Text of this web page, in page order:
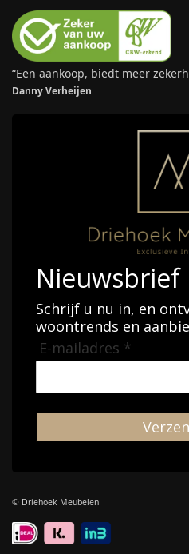
“Een aankoop, biedt meer
Danny Verheijen
Nieuwsbrief
Schrijf u nu in, en
woontrends en
E-mailadres *
© Driehoek Meubelen